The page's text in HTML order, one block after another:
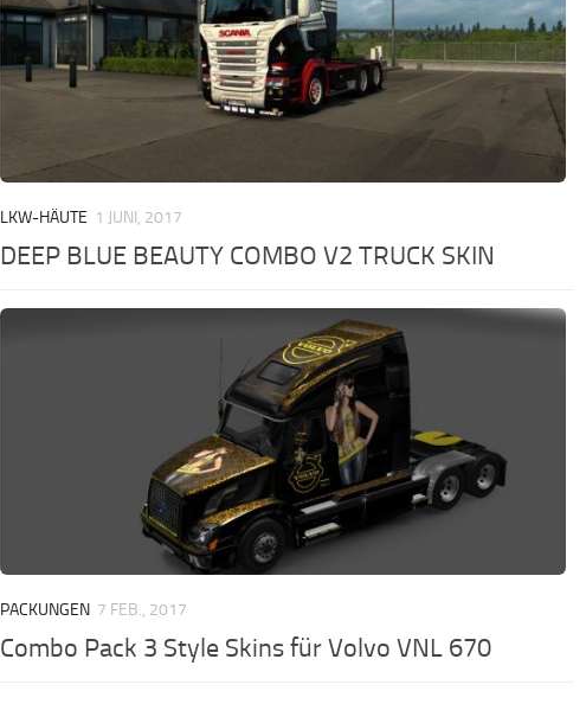
LKW-HÄUTE 1 JUNI, 2017
DEEP BLUE BEAUTY COMBO V2 TRUCK SKIN
PACKUNGEN 7 FEB., 2017
Combo Pack 3 Style Skins für Volvo VNL 670